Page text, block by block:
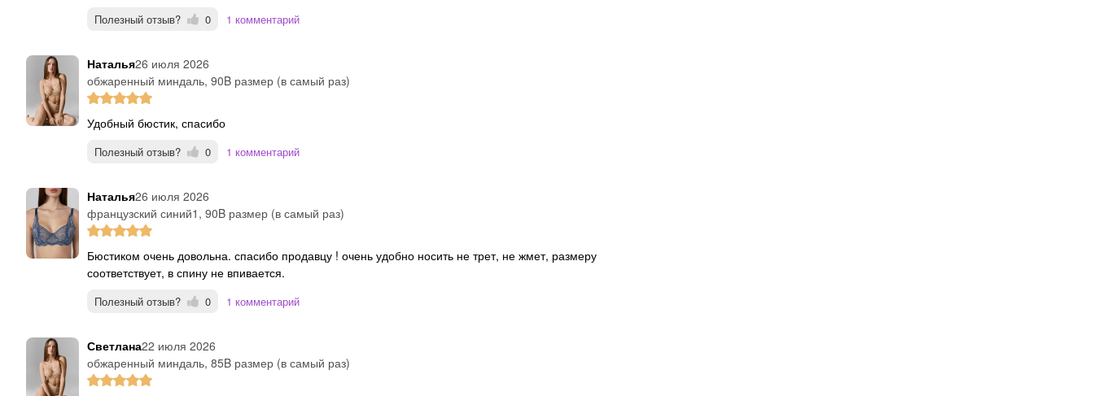
Полезный отзыв? 0 1 комментарий
Наталья26 июля 2026
обжаренный миндаль, 90B размер (в самый раз)
удобный бюстик, спасибо
Полезный отзыв? 0 1 комментарий
Наталья26 июля 2026
французский синий1, 90B размер (в самый раз)
Бюстиком очень довольна. спасибо продавцу ! очень удобно носить не трет, не жмет, размеру
соответствует, в спину не впивается.
Полезный отзыв? 0 1 комментарий
Светлана22 июля 2026
обжаренный миндаль, 85B размер (в самый раз)